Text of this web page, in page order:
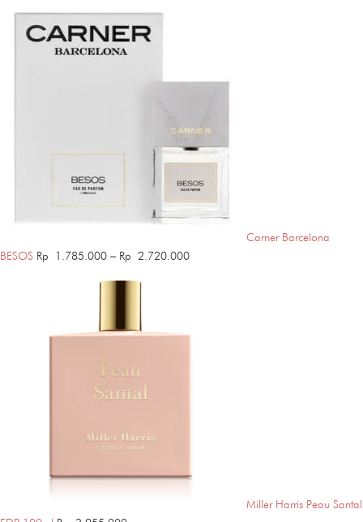
Carner Barcelona
BESOS Rp 1.785.000 – Rp 2.720.000Price
Miller Harris Peau Santal